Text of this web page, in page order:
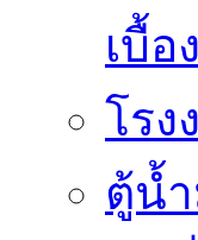
เบื้อ
โร
ตู้น้